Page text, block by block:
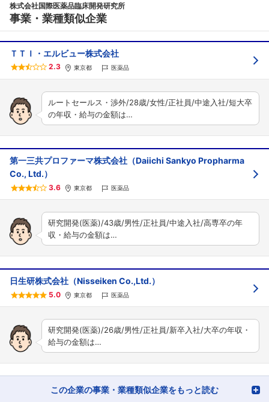
株式会社国際医薬品臨床開発研究所
事業・業種類似企業
ＴＴＩ・エルビュー株式会社
2.3 東京都 医薬品
ルートセールス・渉外/28歳/女性/正社員/中途入社/短大卒
の年収・給与の金額は…
第一三共プロファーマ株式会社（Daiichi Sankyo Propharma
Co., Ltd.）
3.6 東京都 医薬品
研究開発(医薬)/43歳/男性/正社員/中途入社/高専卒の年
収・給与の金額は…
日生研株式会社（Nisseiken Co.,Ltd.）
5.0 東京都 医薬品
研究開発(医薬)/26歳/男性/正社員/新卒入社/大卒の年収・
給与の金額は…
この企業の事業・業種類似企業をもっと読む